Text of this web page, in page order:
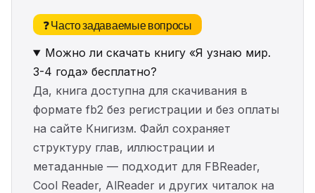
❓ Часто задаваемые вопросы
Можно ли скачать книгу «Я узнаю мир.
3-4 года» бесплатно?
Да, книга доступна для скачивания в
формате fb2 без регистрации и без оплаты
на сайте Книгизм. Файл сохраняет
структуру глав, иллюстрации и
метаданные — подходит для FBReader,
Cool Reader, AlReader и других читалок на